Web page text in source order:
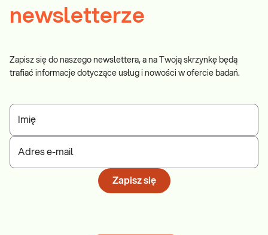
newsletterze
Zapisz się do naszego newslettera, a na Twoją skrzynkę będą
trafiać informacje dotyczące usług i nowości w ofercie badań.
Imię
Adres e-mail
Zapisz się